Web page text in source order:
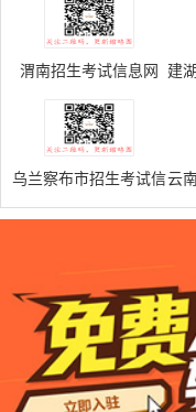
试信息网
渭南招生考试信息网
建
乌兰察布市招生考试信云